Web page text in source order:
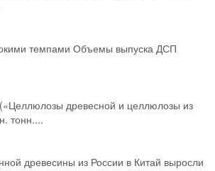
темпами Объемы выпуска ДСП
древесной и целлюлозы из
тонн....
древесины из России в Китай выросли